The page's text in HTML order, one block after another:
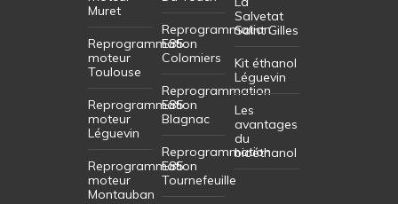
Muret
Reprogrammation
moteur
Toulouse
Reprogrammation
moteur
Léguevin
Reprogrammation
moteur
Montauban
Reprogrammation
E85
Colomiers
Reprogrammation
E85
Blagnac
Reprogrammation
E85
Tournefeuille
Salvetat
Saint Gilles
Kit éthanol
Léguevin
Les
avantages
du
bioéthanol